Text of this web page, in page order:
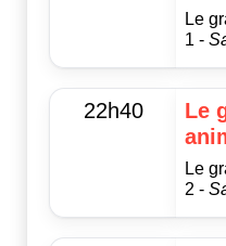
Le
1 -
22h40
Le
Le
2 -